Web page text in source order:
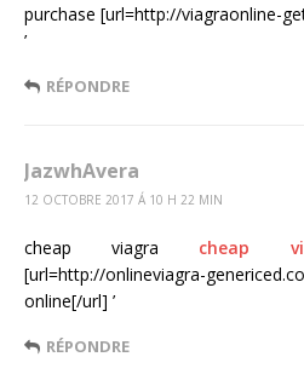
purchase [url=http://viagraonline-
’
RÉPONDRE
JazwhAvera
12 OCTOBRE 2017 Á 10 H 22 MIN
cheap viagra cheap
[url=http://onlineviagra-
online[/url] ’
RÉPONDRE